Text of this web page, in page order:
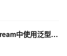
请问大佬们有序列化优化的经验吗？我的DataStream中使用泛型比较多，现在经常因为类型擦除报错